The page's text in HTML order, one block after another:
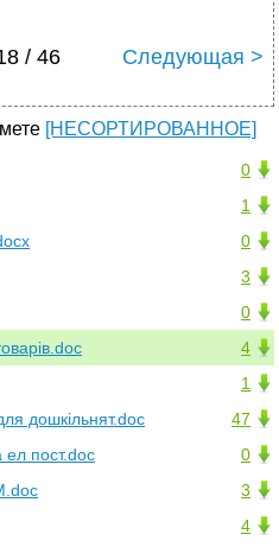
/ 46 Следующая >
[НЕСОРТИРОВАННОЕ]
0
1
0
3
0
4
1
47
дошкільнят.doc
0
ел пост.doc
3
4